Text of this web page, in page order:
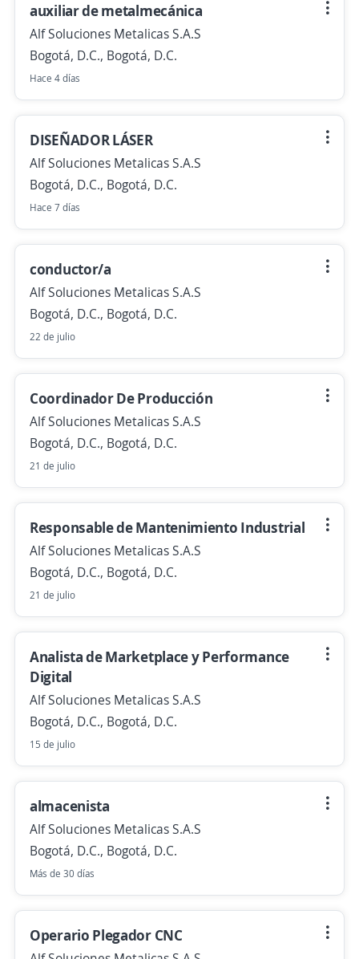
auxiliar de metalmecánica
Alf Soluciones Metalicas S.A.S
Bogotá, D.C., Bogotá, D.C.
Hace 4 días
DISEÑADOR LÁSER
Alf Soluciones Metalicas S.A.S
Bogotá, D.C., Bogotá, D.C.
Hace 7 días
conductor/a
Alf Soluciones Metalicas S.A.S
Bogotá, D.C., Bogotá, D.C.
22 de julio
Coordinador De Producción
Alf Soluciones Metalicas S.A.S
Bogotá, D.C., Bogotá, D.C.
21 de julio
Responsable de Mantenimiento Industrial
Alf Soluciones Metalicas S.A.S
Bogotá, D.C., Bogotá, D.C.
21 de julio
Analista de Marketplace y Performance
Digital
Alf Soluciones Metalicas S.A.S
Bogotá, D.C., Bogotá, D.C.
15 de julio
almacenista
Alf Soluciones Metalicas S.A.S
Bogotá, D.C., Bogotá, D.C.
Más de 30 días
Operario Plegador CNC